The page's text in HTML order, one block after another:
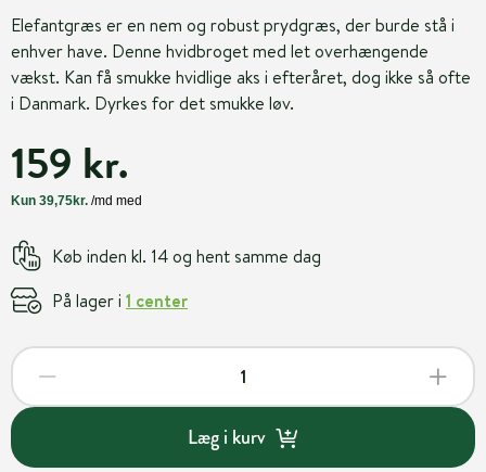
Elefantgræs er en nem og robust prydgræs, der burde stå i
enhver have. Denne hvidbroget med let overhængende
vækst. Kan få smukke hvidlige aks i efteråret, dog ikke så ofte
i Danmark. Dyrkes for det smukke løv.
159 kr.
Køb inden kl. 14 og hent samme dag
På lager i 1 center
Læg i kurv